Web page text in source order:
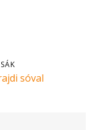
sóval